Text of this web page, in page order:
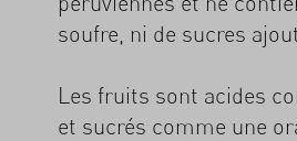
soufre, ni de sucres
Les fruits sont acides
et sucrés comme une